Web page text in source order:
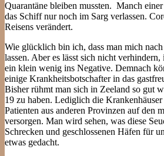
Quarantäne bleiben mussten. Manch
das Schiff nur noch im Sarg verlassen.
Reisens verändert.
Wie glücklich bin ich, dass man mich
lassen. Aber es lässt sich nicht
ein klein wenig ins Negative. Demnach
einige Krankheitsbotschafter in das
Bisher rühmt man sich in Zeeland so gut
19 zu haben. Lediglich die
Patienten aus anderen Provinzen auf den
versorgen. Man wird sehen, was diese
Schrecken und geschlossenen Häfen für
etwas gedacht.